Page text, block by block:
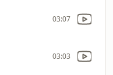
03:07
03:03